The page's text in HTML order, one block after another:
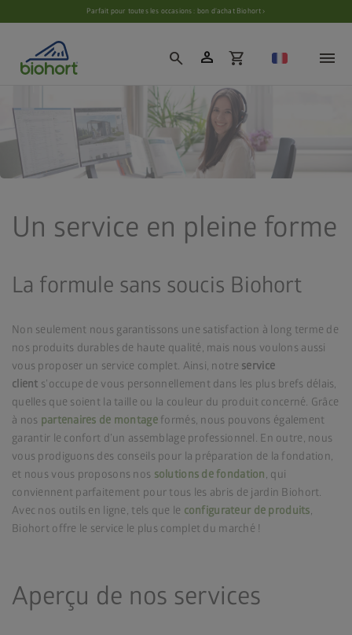
Paramètres des cookiesParfait pour toutes les occasions : bon d’achat Biohort ›
search person shopping_cart
Un service en pleine forme
La formule sans soucis Biohort
Non seulement nous garantissons une satisfaction à long terme de
nos produits durables de haute qualité, mais nous voulons aussi
vous proposer un service complet. Ainsi, notre service
client s’occupe de vous personnellement dans les plus brefs délais,
quelles que soient la taille ou la couleur du produit concerné. Grâce
à nos partenaires de montageformés, nous pouvons également
garantir le confort d’un assemblage professionnel. En outre, nous
vous prodiguons des conseils pour la préparation de la fondation,
et nous vous proposons nos solutions de fondation, qui
conviennent parfaitement pour tous les abris de jardin Biohort.
Avec nos outils en ligne, tels que le configurateur de produits,
Biohort offre le service le plus complet du marché !
Aperçu de nos services